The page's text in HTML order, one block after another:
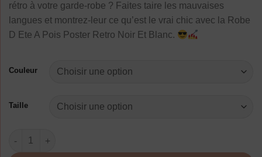
rétro à votre garde-robe ? Faites taire les mauvaises
langues et montrez-leur ce qu’est le vrai chic avec la Robe
D Ete A Pois Poster Retro Noir Et Blanc.
Couleur
Taille
quantité de Robe D Ete A Pois Poster Retro Noir Et Blanc